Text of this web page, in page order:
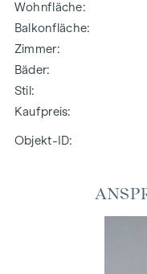
Wohnfläche
Balkonfläche
Zimmer
Bäder
Stil
Kaufpreis
Objekt-ID: